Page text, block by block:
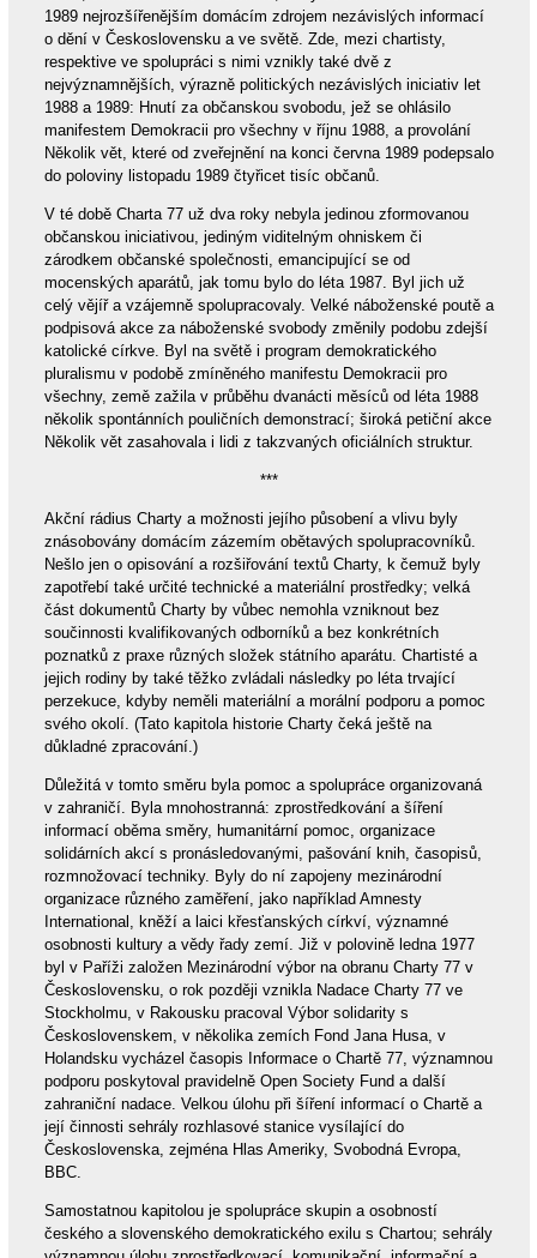
1989 nejrozšířenějším domácím zdrojem nezávislých informací
o dění v Československu a ve světě. Zde, mezi chartisty,
respektive ve spolupráci s nimi vznikly také dvě z
nejvýznamnějších, výrazně politických nezávislých iniciativ let
1988 a 1989: Hnutí za občanskou svobodu, jež se ohlásilo
manifestem Demokracii pro všechny v říjnu 1988, a provolání
Několik vět, které od zveřejnění na konci června 1989 podepsalo
do poloviny listopadu 1989 čtyřicet tisíc občanů.
V té době Charta 77 už dva roky nebyla jedinou zformovanou
občanskou iniciativou, jediným viditelným ohniskem či
zárodkem občanské společnosti, emancipující se od
mocenských aparátů, jak tomu bylo do léta 1987. Byl jich už
celý vějíř a vzájemně spolupracovaly. Velké náboženské poutě a
podpisová akce za náboženské svobody změnily podobu zdejší
katolické církve. Byl na světě i program demokratického
pluralismu v podobě zmíněného manifestu Demokracii pro
všechny, země zažila v průběhu dvanácti měsíců od léta 1988
několik spontánních pouličních demonstrací; široká petiční akce
Několik vět zasahovala i lidi z takzvaných oficiálních struktur.
***
Akční rádius Charty a možnosti jejího působení a vlivu byly
znásobovány domácím zázemím obětavých spolupracovníků.
Nešlo jen o opisování a rozšiřování textů Charty, k čemuž byly
zapotřebí také určité technické a materiální prostředky; velká
část dokumentů Charty by vůbec nemohla vzniknout bez
součinnosti kvalifikovaných odborníků a bez konkrétních
poznatků z praxe různých složek státního aparátu. Chartisté a
jejich rodiny by také těžko zvládali následky po léta trvající
perzekuce, kdyby neměli materiální a morální podporu a pomoc
svého okolí. (Tato kapitola historie Charty čeká ještě na
důkladné zpracování.)
Důležitá v tomto směru byla pomoc a spolupráce organizovaná
v zahraničí. Byla mnohostranná: zprostředkování a šíření
informací oběma směry, humanitární pomoc, organizace
solidárních akcí s pronásledovanými, pašování knih, časopisů,
rozmnožovací techniky. Byly do ní zapojeny mezinárodní
organizace různého zaměření, jako například Amnesty
International, kněží a laici křesťanských církví, významné
osobnosti kultury a vědy řady zemí. Již v polovině ledna 1977
byl v Paříži založen Mezinárodní výbor na obranu Charty 77 v
Československu, o rok později vznikla Nadace Charty 77 ve
Stockholmu, v Rakousku pracoval Výbor solidarity s
Československem, v několika zemích Fond Jana Husa, v
Holandsku vycházel časopis Informace o Chartě 77, významnou
podporu poskytoval pravidelně Open Society Fund a další
zahraniční nadace. Velkou úlohu při šíření informací o Chartě a
její činnosti sehrály rozhlasové stanice vysílající do
Československa, zejména Hlas Ameriky, Svobodná Evropa,
BBC.
Samostatnou kapitolou je spolupráce skupin a osobností
českého a slovenského demokratického exilu s Chartou; sehrály